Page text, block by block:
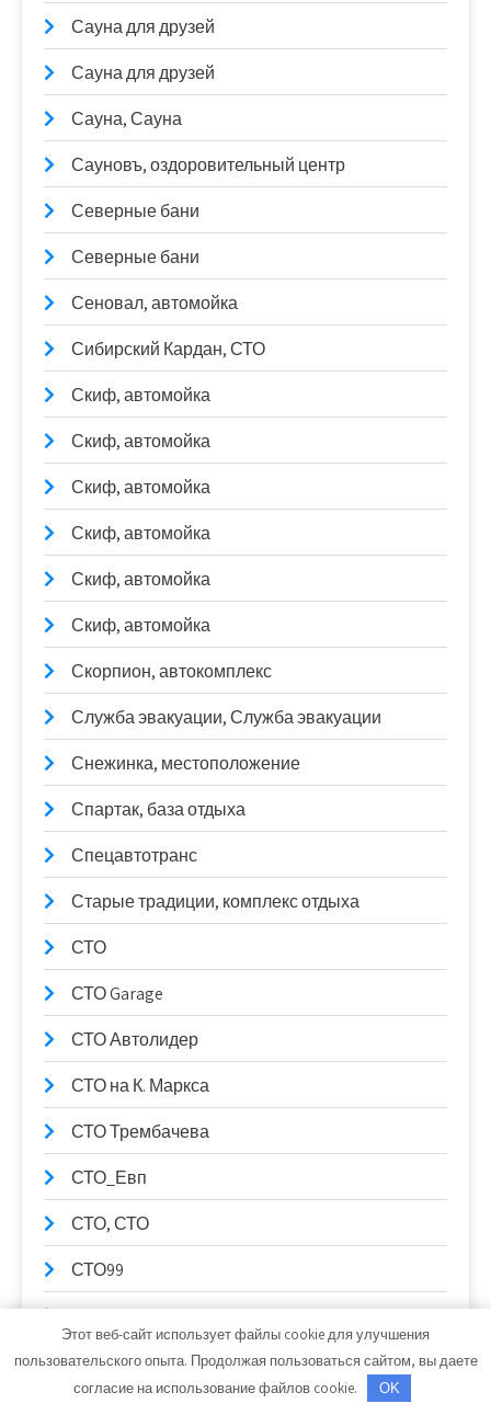
Сауна для друзей
Сауна для друзей
Сауна, Сауна
Сауновъ, оздоровительный центр
Северные бани
Северные бани
Сеновал, автомойка
Сибирский Кардан, СТО
Скиф, автомойка
Скиф, автомойка
Скиф, автомойка
Скиф, автомойка
Скиф, автомойка
Скиф, автомойка
Скорпион, автокомплекс
Служба эвакуации, Служба эвакуации
Снежинка, местоположение
Спартак, база отдыха
Спецавтотранс
Старые традиции, комплекс отдыха
СТО
СТО Garage
СТО Автолидер
СТО на К. Маркса
СТО Трембачева
СТО_Евп
СТО, СТО
СТО99
Столица Поморья, гостиница
Стрельнинские бани
Этот веб-сайт использует файлы cookie для улучшения
пользовательского опыта. Продолжая пользоваться сайтом, вы даете
согласие на использование файлов cookie.
OK